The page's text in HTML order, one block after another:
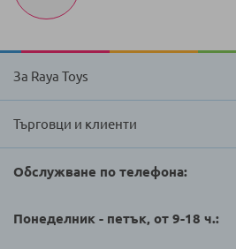
За Raya Toys
Търговци и клиенти
Обслужване по телефона:
Понеделник - петък, от 9-18 ч.: